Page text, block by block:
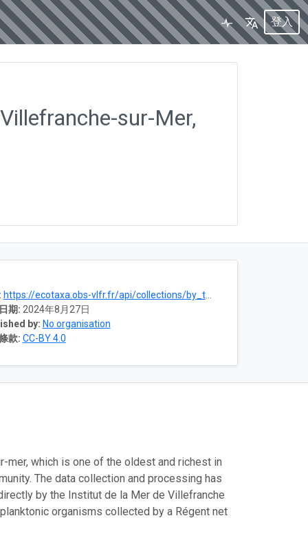
登入
sur-Mer,
https://ecotaxa.obs-vlfr.fr/api/collections/by_title?q=Plankton+community+in+R%C3%A9gent+%28680%C2%B5m%29+net%2C+Point+B%2C+Villefranche-sur-Mer%2C+France
期: 2024年8月27日
by: No organisation
款: CC-BY 4.0
which is one of the oldest and richest in
The data collection and processing has
by the Institut de la Mer de Villefranche
organisms collected by a Régent net